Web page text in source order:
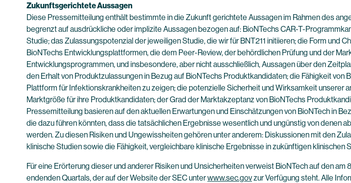
Zukunftsgerichtete Aussagen
Diese Pressemitteilung enthält bestimmte in die Zukunft gerichtete Aussagen im Rahmen des
begrenzt auf ausdrückliche oder implizite Aussagen bezogen auf: BioNTechs CAR-T-
Studie; das Zulassungspotenzial der jeweiligen Studie, die wir für BNT211 initiieren; die Form und
BioNTechs Entwicklungsplattformen, die dem Peer-Review, der behördlichen Prüfung und der
Entwicklungsprogrammen, und insbesondere, aber nicht ausschließlich, Aussagen über den
den Erhalt von Produktzulassungen in Bezug auf BioNTechs Produktkandidaten; die Fähigkeit
Plattform für Infektionskrankheiten zu zeigen; die potenzielle Sicherheit und Wirksamkeit
Marktgröße für ihre Produktkandidaten; der Grad der Marktakzeptanz von BioNTechs
Pressemitteilung basieren auf den aktuellen Erwartungen und Einschätzungen von BioNTech in
die dazu führen könnten, dass die tatsächlichen Ergebnisse wesentlich und ungünstig von denen
werden. Zu diesen Risiken und Ungewissheiten gehören unter anderem: Diskussionen mit den
klinische Studien sowie die Fähigkeit, vergleichbare klinische Ergebnisse in zukünftigen klinischen
Für eine Erörterung dieser und anderer Risiken und Unsicherheiten verweist BioNTech auf den
endenden Quartals, der auf der Website der SEC unterwww.sec.govzur Verfügung steht. Alle